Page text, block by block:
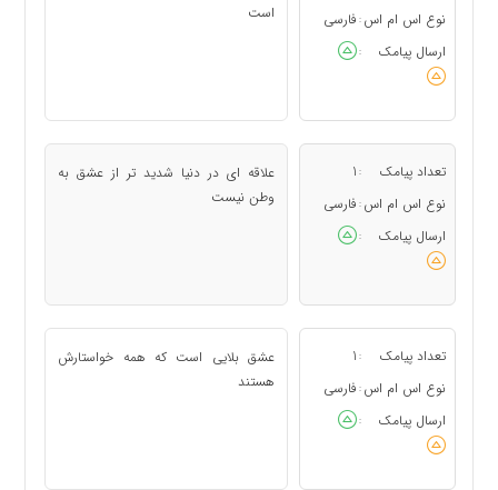
نوع اس ام اس : فارسی
ارسال پیامک
:
است
تعداد پیامک :
1
نوع اس ام اس : فارسی
ارسال پیامک
:
علاقه ای در دنیا شدید تر از عشق به
وطن نیست
تعداد پیامک :
1
نوع اس ام اس : فارسی
ارسال پیامک
:
عشق بلایی است که همه خواستارش
هستند